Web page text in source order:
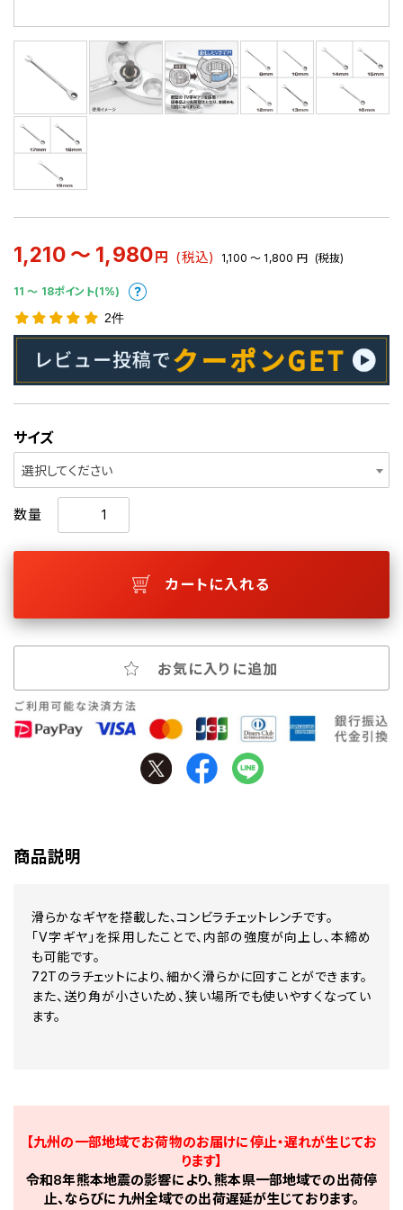
1,210 ～ 1,980 円 (税込) 1,100 ～ 1,800 円 (税抜)
11 〜 18ポイント(1%)
2件
サイズ
選択してください
数量
カートに入れる
お気に入りに追加
商品説明
滑らかなギヤを搭載した、コンビラチェットレンチです。
「V字ギヤ」を採用したことで、内部の強度が向上し、本締め
も可能です。
72Tのラチェットにより、細かく滑らかに回すことができます。
また、送り角が小さいため、狭い場所でも使いやすくなってい
ます。
【九州の一部地域でお荷物のお届けに停止・遅れが生じてお
ります】
令和8年熊本地震の影響により、熊本県一部地域での出荷停
止、ならびに九州全域での出荷遅延が生じております。